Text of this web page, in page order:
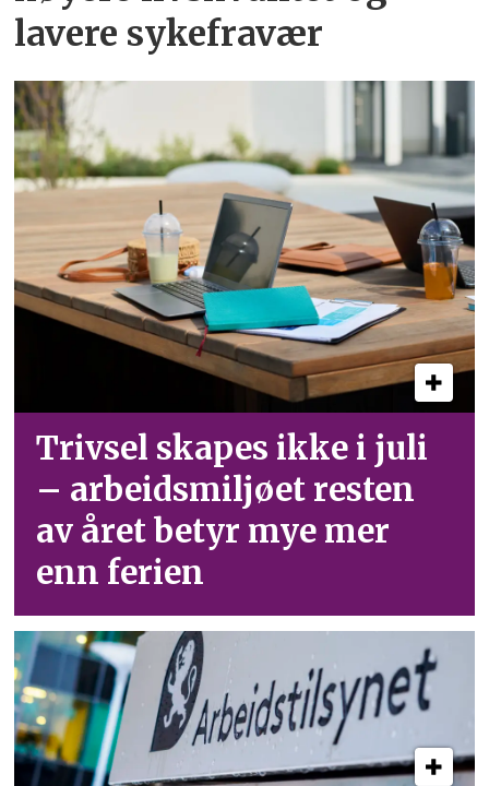
lavere sykefravær
Trivsel skapes ikke i juli
– arbeid­smiljøet resten
av året betyr mye mer
enn ferien